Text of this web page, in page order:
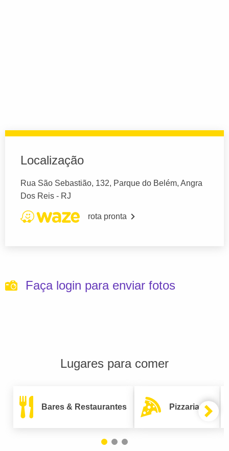
Localização
Rua São Sebastião, 132, Parque do Belém, Angra
Dos Reis - RJ
rota pronta
Faça login para enviar fotos
Lugares para comer
Bares & Restaurantes Pizzarias